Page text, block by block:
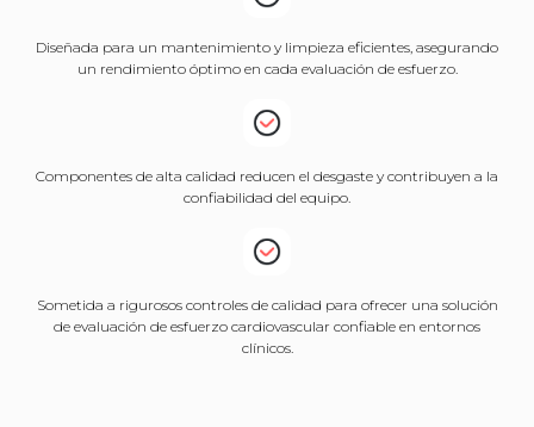
Diseñada para un mantenimiento y limpieza eficientes, asegurando
un rendimiento óptimo en cada evaluación de esfuerzo.
Componentes de alta calidad reducen el desgaste y contribuyen a la
confiabilidad del equipo.
Sometida a rigurosos controles de calidad para ofrecer una solución
de evaluación de esfuerzo cardiovascular confiable en entornos
clínicos.